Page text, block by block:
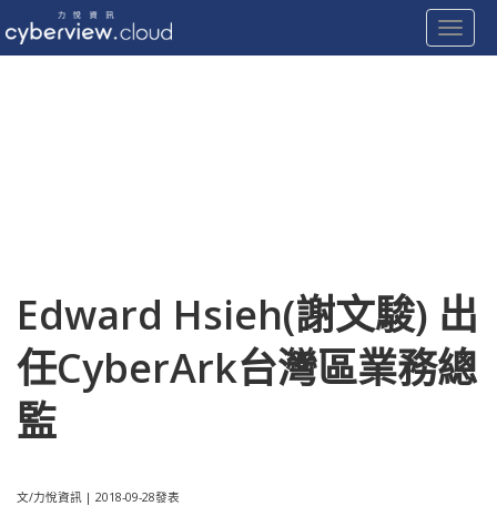
Edward Hsieh(謝文駿) 出
任CyberArk台灣區業務總
監
文/力悅資訊 | 2018-09-28發表